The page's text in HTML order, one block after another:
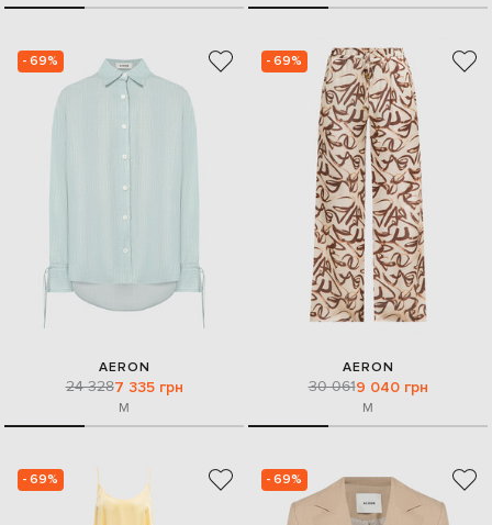
- 69%
AERON
24 3287 335 грн
M
- 69%
AERON
30 0619 040 грн
M
- 69% - 69%